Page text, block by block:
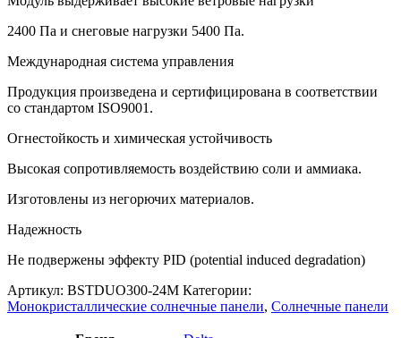
2400 Па и снеговые нагрузки 5400 Па.
Международная система управления
Продукция произведена и сертифицирована в соответствии
со стандартом ISO9001.
Огнестойкость и химическая устойчивость
Высокая сопротивляемость воздействию соли и аммиака.
Изготовлены из негорючих материалов.
Надежность
Не подвержены эффекту PID (potential induced degradation)
Артикул: BSTDUO300-24M Категории:
Монокристаллические солнечные панели, Солнечные панели